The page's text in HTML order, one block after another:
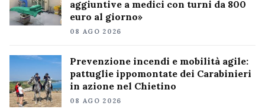
aggiuntive a medici con turni da 800
euro al giorno»
08 AGO 2026
Prevenzione incendi e mobilità agile:
pattuglie ippomontate dei Carabinieri
in azione nel Chietino
08 AGO 2026